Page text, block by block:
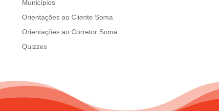
Municípios
Orientações ao Cliente Soma
Orientações ao Corretor Soma
Quizzes